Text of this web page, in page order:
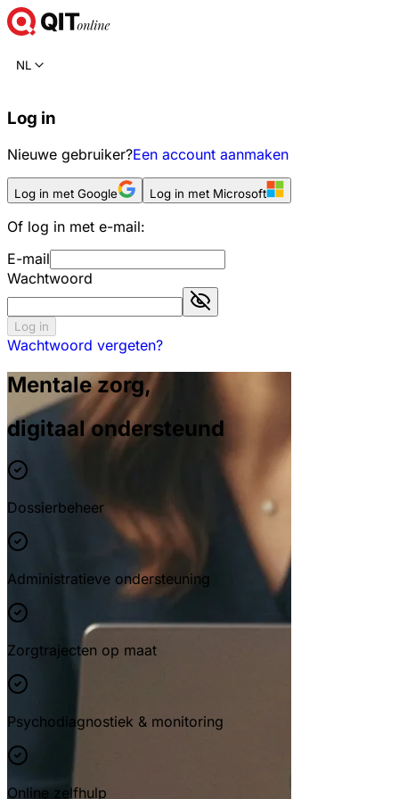
NL
Log in
Nieuwe gebruiker?Een account aanmaken
Log in met Google Log in met Microsoft
Of log in met e-mail:
E-mail
Wachtwoord
Log in
Wachtwoord vergeten?
Mentale zorg,
digitaal ondersteund
Dossierbeheer
Administratieve ondersteuning
Zorgtrajecten op maat
Psychodiagnostiek & monitoring
Online zelfhulp